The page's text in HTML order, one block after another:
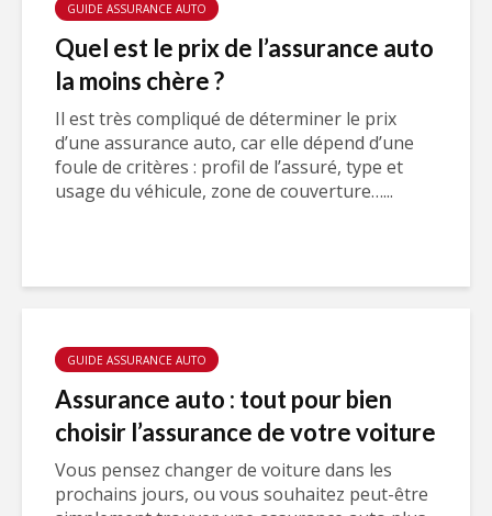
GUIDE ASSURANCE AUTO
Quel est le prix de l’assurance auto
la moins chère ?
Il est très compliqué de déterminer le prix
d’une assurance auto, car elle dépend d’une
foule de critères : profil de l’assuré, type et
usage du véhicule, zone de couverture…...
GUIDE ASSURANCE AUTO
Assurance auto : tout pour bien
choisir l’assurance de votre voiture
Vous pensez changer de voiture dans les
prochains jours, ou vous souhaitez peut-être